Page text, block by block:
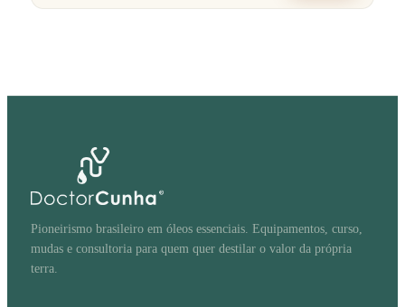
Pioneirismo brasileiro em óleos essenciais. Equipamentos, curso,
mudas e consultoria para quem quer destilar o valor da própria
terra.